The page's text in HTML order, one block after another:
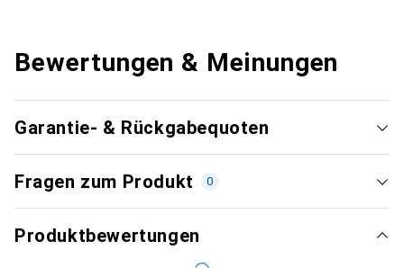
Bewertungen & Meinungen
Garantie- & Rückgabequoten
Fragen zum Produkt 0
Produktbewertungen